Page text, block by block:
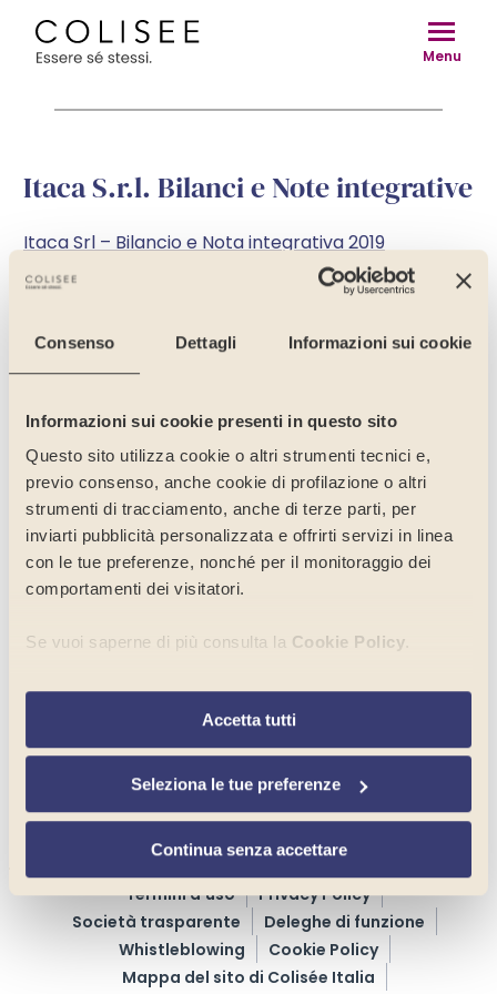
Consenso Dettagli Informazioni sui cookie
Informazioni sui cookie presenti in questo sito
Questo sito utilizza cookie o altri strumenti tecnici e,
previo consenso, anche cookie di profilazione o altri
strumenti di tracciamento, anche di terze parti, per
inviarti pubblicità personalizzata e offrirti servizi in linea
con le tue preferenze, nonché per il monitoraggio dei
comportamenti dei visitatori.
Se vuoi saperne di più consulta la Cookie Policy
Per selezionare in modo analitico soltanto alcune finalità,
terze parti e cookie è possibile cliccare su “
tue preferenze”. Chiudendo questo banner tramite
l’apposito comando “
Continua senza accettare
altri strumenti di tracciamento diversi da quelli tecnici.
Accetta tutti
Seleziona le tue preferenze
Continua senza accettare
Vai
Menu
Itaca S.r.l. Bilanci e Note integrative
Itaca Srl – Bilancio e Nota integrativa 2019
Itaca Srl – Bilancio e Nota integrativa 2020
Itaca Srl – Bilancio e Nota integrativa 2021
Itaca Srl – Bilancio e Nota integrativa 2023
Lavora con noi
(+39) 011 27 312 23 Un reclamo?
Termini d’uso
Privacy Policy
Società trasparente
Deleghe di funzione
Whistleblowing
Cookie Policy
Mappa del sito di Colisée Italia